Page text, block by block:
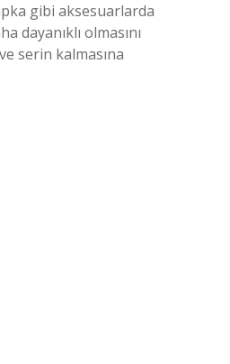
gibi aksesuarlarda
dayanıklı olmasını
serin kalmasına